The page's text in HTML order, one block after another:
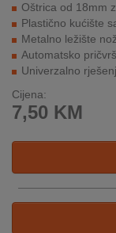
NOVO
U
PONUDI
KONTAKT
NA
SERVIS
Oštrica od 18mm
Plastično kućište
Metalno ležište
Automatsko
Univerzalno
Cijena:
7,50 KM